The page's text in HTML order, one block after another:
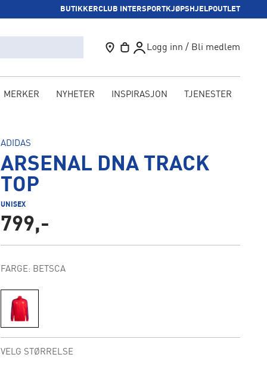
BUTIKKERCLUB INTERSPORTKJØPSHJELPOUTLET
Logg inn / Bli medlem
MERKER NYHETER INSPIRASJON TJENESTER
ADIDAS
ARSENAL DNA TRACK
TOP
UNISEX
799,-
FARGE: BETSCA
VELG STØRRELSE